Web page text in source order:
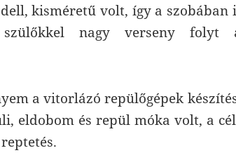
kisméretű volt, így a szobában
nagy verseny folyt
a vitorlázó repülőgépek
eldobom és repül móka volt, a